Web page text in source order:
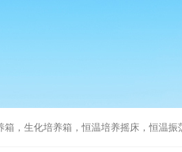
，生化培养箱，恒温培养摇床，恒温振荡器